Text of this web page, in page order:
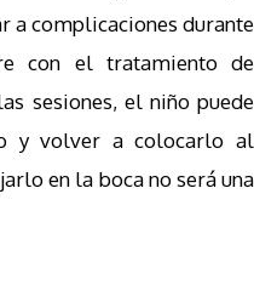
a complicaciones durante
con el tratamiento de
sesiones, el niño puede
y volver a colocarlo al
en la boca no será una